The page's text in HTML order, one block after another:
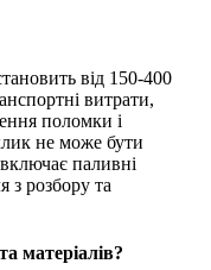
від 150-400
витрати,
поломки і
не може бути
паливні
з розбору та
матеріалів?